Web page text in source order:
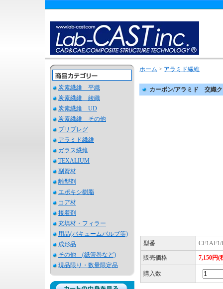
炭素繊維 平織
炭素繊維 綾織
炭素繊維 UD
炭素繊維 その他
プリプレグ
アラミド繊維
ガラス繊維
TEXALIUM
副資材
離型剤
エポキシ樹脂
コア材
接着剤
充填材・フィラー
用品(バキュームバルブ等)
成形品
その他 (紙管巻など)
現品限り・数量限定品
ホーム > アラミド繊維
カーボン/アラミド 交織
型番 CF1AF1/
販売価格 7,150円(
購入数